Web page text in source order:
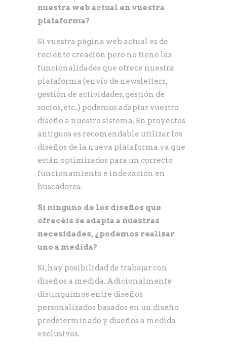
nuestra web actual en vuestra
plataforma?
Si vuestra página web actual es de
reciente creación pero no tiene las
funcionalidades que ofrece nuestra
plataforma (envío de newsletters,
gestión de actividades, gestión de
socios, etc..) podemos adaptar vuestro
diseño a nuestro sistema. En proyectos
antiguos es recomendable utilizar los
diseños de la nueva plataforma ya que
están optimizados para un correcto
funcionamiento e indexación en
buscadores.
Si ninguno de los diseños que
ofrecéis se adapta a nuestras
necesidades, ¿podemos realizar
uno a medida?
Sí, hay posibilidad de trabajar con
diseños a medida. Adicionalmente
distinguimos entre diseños
personalizados basados en un diseño
predeterminado y diseños a medida
exclusivos.